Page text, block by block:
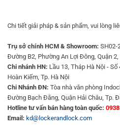
Chi tiết giải pháp & sản phẩm, vui lòng
Trụ sở chính HCM & Showroom: SH02-
Đường B2, Phường An Lợi Đông, Quận 2,
Chi nhánh HN: Lầu 13, Tháp Hà Nội -
Hoàn Kiếm, Tp. Hà Nội
Chi Nhánh ĐN: Tòa nhà văn phòng
Đường Bạch Đằng, Quận Hải Châu, Tp.
Hotline tư vấn bán hàng toàn quốc:
Email: kd@lockerandlock.com